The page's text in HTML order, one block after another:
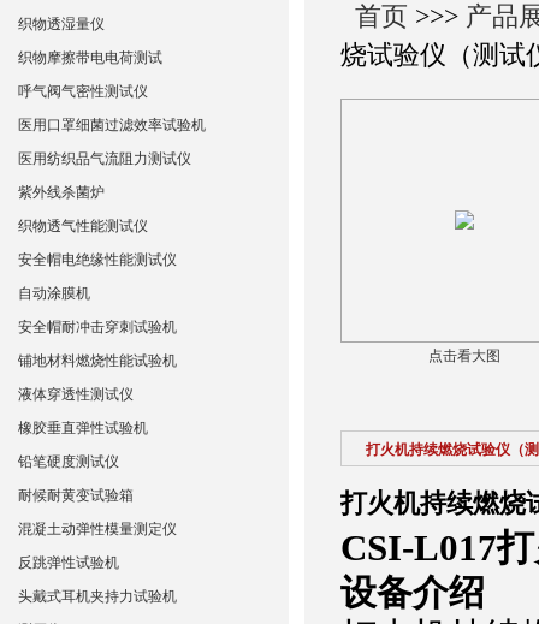
首页 >>> 产品
烧试验仪（测试
点击看大图
打火机持续燃烧试验仪（
打火机持续燃烧
CSI-L017
设备介绍
织物透湿量仪
织物摩擦带电电荷测试
呼气阀气密性测试仪
医用口罩细菌过滤效率试验机
医用纺织品气流阻力测试仪
紫外线杀菌炉
织物透气性能测试仪
安全帽电绝缘性能测试仪
自动涂膜机
安全帽耐冲击穿刺试验机
铺地材料燃烧性能试验机
液体穿透性测试仪
橡胶垂直弹性试验机
铅笔硬度测试仪
耐候耐黄变试验箱
混凝土动弹性模量测定仪
反跳弹性试验机
头戴式耳机夹持力试验机